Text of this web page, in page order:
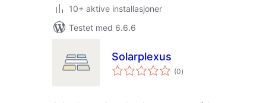
10+ aktive installasjoner
Testet med 6.6.6
Solarplexus
(0totale
vurderinger
)